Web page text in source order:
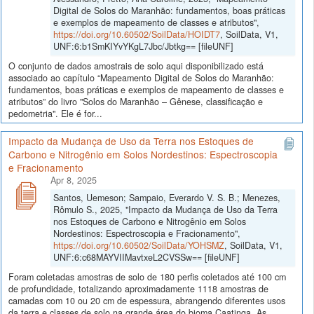
Digital de Solos do Maranhão: fundamentos, boas práticas
e exemplos de mapeamento de classes e atributos",
https://doi.org/10.60502/SoilData/HOIDT7, SoilData, V1,
UNF:6:b1SmKIYvYKgL7Jbc/Jbtkg== [fileUNF]
O conjunto de dados amostrais de solo aqui disponibilizado está
associado ao capítulo “Mapeamento Digital de Solos do Maranhão:
fundamentos, boas práticas e exemplos de mapeamento de classes e
atributos” do livro "Solos do Maranhão – Gênese, classificação e
pedometria". Ele é for...
Impacto da Mudança de Uso da Terra nos Estoques de
Carbono e Nitrogênio em Solos Nordestinos: Espectroscopia
e Fracionamento
Apr 8, 2025
Santos, Uemeson; Sampaio, Everardo V. S. B.; Menezes,
Rômulo S., 2025, "Impacto da Mudança de Uso da Terra
nos Estoques de Carbono e Nitrogênio em Solos
Nordestinos: Espectroscopia e Fracionamento",
https://doi.org/10.60502/SoilData/YOHSMZ, SoilData, V1,
UNF:6:c68MAYVIIMavtxeL2CVSSw== [fileUNF]
Foram coletadas amostras de solo de 180 perfis coletados até 100 cm
de profundidade, totalizando aproximadamente 1118 amostras de
camadas com 10 ou 20 cm de espessura, abrangendo diferentes usos